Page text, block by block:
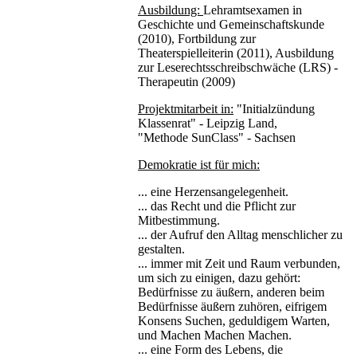
Ausbildung: Lehramtsexamen in
Geschichte und Gemeinschaftskunde
(2010), Fortbildung zur
Theaterspielleiterin (2011), Ausbildung
zur Leserechtsschreibschwäche (LRS) -
Therapeutin (2009)
Projektmitarbeit in: "Initialzündung
Klassenrat" - Leipzig Land,
"Methode SunClass" - Sachsen
Demokratie ist für mich:
... eine Herzensangelegenheit.
... das Recht und die Pflicht zur
Mitbestimmung.
... der Aufruf den Alltag menschlicher zu
gestalten.
... immer mit Zeit und Raum verbunden,
um sich zu einigen, dazu gehört:
Bedürfnisse zu äußern, anderen beim
Bedürfnisse äußern zuhören, eifrigem
Konsens Suchen, geduldigem Warten,
und Machen Machen Machen.
... eine Form des Lebens, die